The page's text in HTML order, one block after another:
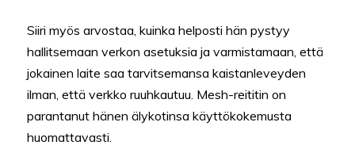
Siiri myös arvostaa, kuinka helposti hän pystyy
hallitsemaan verkon asetuksia ja varmistamaan, että
jokainen laite saa tarvitsemansa kaistanleveyden
ilman, että verkko ruuhkautuu. Mesh-reititin on
parantanut hänen älykotinsa käyttökokemusta
huomattavasti.